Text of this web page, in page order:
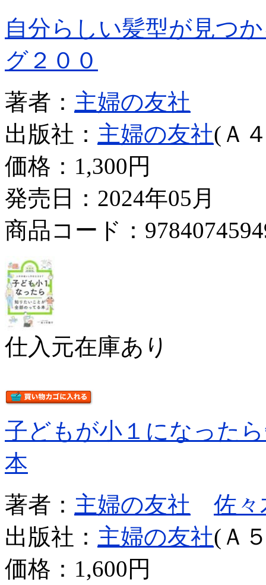
自分らしい髪型が見つ
グ２００
著者： 主婦の友社
出版社： 主婦の友社(Ａ
価格： 1,300円
発売日：2024年05月
商品コード：
仕入元在庫あり
子どもが小１になった
本
著者： 主婦の友社
佐々
出版社： 主婦の友社(Ａ
価格： 1,600円